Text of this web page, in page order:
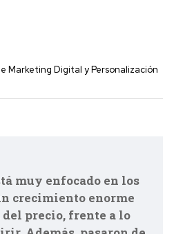
Marketing Digital y Personalización
muy enfocado en los
crecimiento enorme
precio, frente a lo